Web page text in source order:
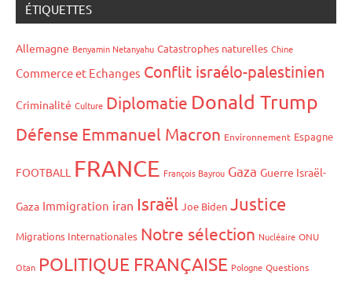
ÉTIQUETTES
Allemagne Benyamin Netanyahu Catastrophes naturelles Chine
Commerce et Echanges Conflit israélo-palestinien
Criminalité Culture Diplomatie Donald Trump
Défense Emmanuel Macron Environnement Espagne
FOOTBALL FRANCE François Bayrou Gaza Guerre Israël-
Gaza Immigration iran Israël Joe Biden Justice
Migrations Internationales Notre sélection Nucléaire ONU
Otan POLITIQUE FRANÇAISE Pologne Questions